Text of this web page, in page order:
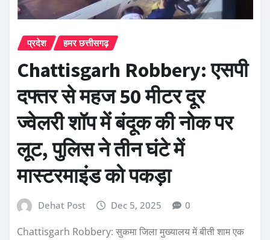
प्रदेश हमर छत्तीसगढ़
Chattisgarh Robbery: एसपी
दफ्तर से महज 50 मीटर दूर
ज्वेलरी शॉप में बंदूक की नोक पर
लूट, पुलिस ने तीन घंटे में
मास्टरमाइंड को पकड़ा
Dehat Post Dec 5, 2025 0
Chattisgarh Robbery: सुकमा जिला मुख्यालय में बीती शाम एक